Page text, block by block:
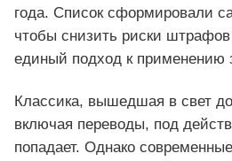
года. Список сформировали
чтобы снизить риски
единый подход к применению
Классика, вышедшая в свет до
включая переводы, под
попадает. Однако